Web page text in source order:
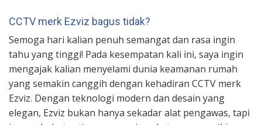
CCTV merk Ezviz bagus tidak?
Semoga hari kalian penuh semangat dan rasa ingin
tahu yang tinggi! Pada kesempatan kali ini, saya ingin
mengajak kalian menyelami dunia keamanan rumah
yang semakin canggih dengan kehadiran CCTV merk
Ezviz. Dengan teknologi modern dan desain yang
elegan, Ezviz bukan hanya sekadar alat pengawas, tapi